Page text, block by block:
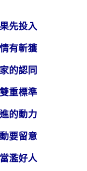
先投入
有斬獲
的認同
重標準
的動力
要留意
濫好人